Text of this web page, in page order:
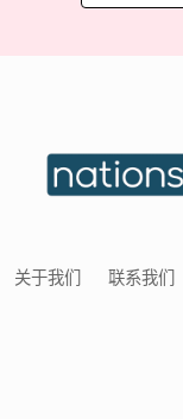
关于我们 联系我们